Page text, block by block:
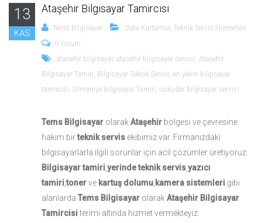
13
KAS
Ataşehir Bilgisayar Tamircisi
Tems Bilgisayar Data Kurtarma, Teknik Servis Hizmetleri
0 Yorum
atasehir bilgisayar, atasehir bilgisayar servisi, Ataşehir
Bilgisayar Tamiri, Bilgisayar Teknik Servis, en yakın bilgisayar
tamircisi, Ümraniye Bilgisayar Tamiri, üsküdar bilgisayar servisi
Tems Bilgisayar olarakAtaşehir bölgesi ve çevresine
hakim birteknik servis ekibimiz var. Firmanızdaki
bilgisayarlarla ilgili sorunlar için acil çözümler üretiyoruz.
Bilgisayar tamiri,yerinde teknik servis,yazıcı
tamiri,tonerve kartuş dolumu, kamera sistemleri gibi
alanlarda Tems Bilgisayar olarakAtaşehir Bilgisayar
Tamircisiterimi altında hizmet vermekteyiz.